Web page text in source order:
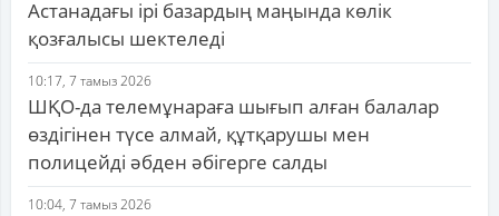
Астанадағы ірі базардың маңында көлік
қозғалысы шектеледі
10:17, 7 тамыз 2026
ШҚО-да телемұнараға шығып алған балалар
өздігінен түсе алмай, құтқарушы мен
полицейді әбден әбігерге салды
10:04, 7 тамыз 2026